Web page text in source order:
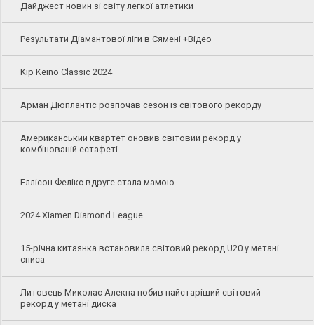
Дайджест новин зі світу легкої атлетики
Результати Діамантової ліги в Сямені +Відео
Kip Keino Classic 2024
Арман Дюплантіс розпочав сезон із світового рекорду
Американський квартет оновив світовий рекорд у
комбінованій естафеті
Еллісон Фелікс вдруге стала мамою
2024 Xiamen Diamond League
15-річна китаянка встановила світовий рекорд U20 у метані
списа
Литовець Миколас Алекна побив найстаріший світовий
рекорд у метані диска